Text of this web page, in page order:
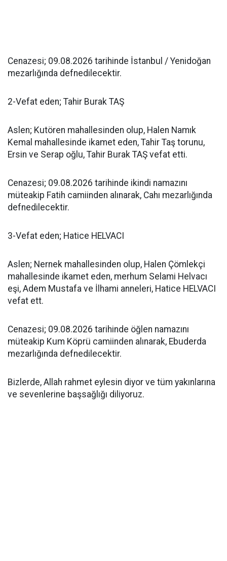
Cenazesi; 09.08.2026 tarihinde İstanbul / Yenidoğan
mezarlığında defnedilecektir.
2-Vefat eden; Tahir Burak TAŞ
Aslen; Kutören mahallesinden olup, Halen Namık
Kemal mahallesinde ikamet eden, Tahir Taş torunu,
Ersin ve Serap oğlu, Tahir Burak TAŞ vefat etti.
Cenazesi; 09.08.2026 tarihinde ikindi namazını
müteakip Fatih camiinden alınarak, Cahı mezarlığında
defnedilecektir.
3-Vefat eden; Hatice HELVACI
Aslen; Nernek mahallesinden olup, Halen Çömlekçi
mahallesinde ikamet eden, merhum Selami Helvacı
eşi, Adem Mustafa ve İlhami anneleri, Hatice HELVACI
vefat ett.
Cenazesi; 09.08.2026 tarihinde öğlen namazını
müteakip Kum Köprü camiinden alınarak, Ebuderda
mezarlığında defnedilecektir.
Bizlerde, Allah rahmet eylesin diyor ve tüm yakınlarına
ve sevenlerine başsağlığı diliyoruz.